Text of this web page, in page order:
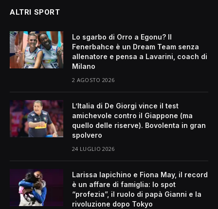
ALTRI SPORT
Lo sgarbo di Orro a Egonu? Il
Fenerbahce è un Dream Team senza
allenatore e pensa a Lavarini, coach di
Milano
2 AGOSTO 2026
L’Italia di De Giorgi vince il test
amichevole contro il Giappone (ma
quello delle riserve). Bovolenta in gran
spolvero
24 LUGLIO 2026
Larissa Iapichino e Fiona May, il record
è un affare di famiglia: lo spot
“profezia”, il ruolo di papà Gianni e la
rivoluzione dopo Tokyo